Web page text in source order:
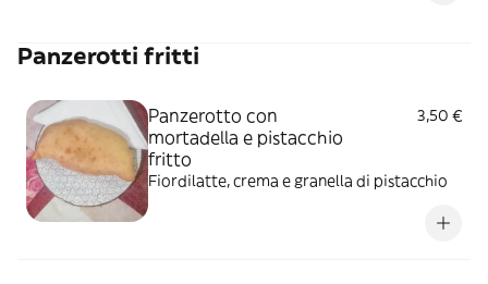
Panzerotti fritti
Panzerotto con
mortadella e pistacchio
fritto
3,50 €
Fiordilatte, crema e granella di pistacchio